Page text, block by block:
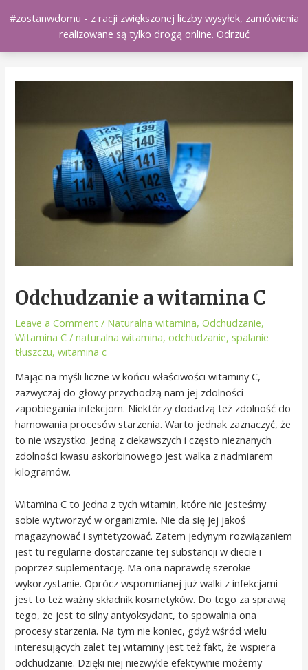
Naturali.pl
Main
0
Odchudzanie a witamina C
Leave a Comment / Naturalna witamina,Odchudzanie,
Witamina C /naturalna witamina,odchudzanie, spalanie
tłuszczu,witamina c
Mając na myśli liczne w końcu właściwości witaminy C,
zazwyczaj do głowy przychodzą nam jej zdolności
zapobiegania infekcjom. Niektórzy dodadzą też zdolność do
hamowania procesów starzenia. Warto jednak zaznaczyć, że
to nie wszystko. Jedną z ciekawszych i często nieznanych
zdolności kwasu askorbinowego jest walka z nadmiarem
kilogramów.
Witamina C to jedna z tych witamin, które nie jesteśmy
sobie wytworzyć w organizmie. Nie da się jej jakoś
magazynować i syntetyzować. Zatem jedynym rozwiązaniem
jest tu regularne dostarczanie tej substancji w diecie i
poprzez suplementację. Ma ona naprawdę szerokie
wykorzystanie. Oprócz wspomnianej już walki z infekcjami
jest to też ważny składnik kosmetyków. Do tego za sprawą
tego, że jest to silny antyoksydant, to spowalnia ona
procesy starzenia. Na tym nie koniec, gdyż wśród wielu
interesujących zalet tej witaminy jest też fakt, że wspiera
odchudzanie. Dzięki niej niezwykle efektywnie możemy
#zostanwdomu - z racji zwiększonej liczby wysyłek, zamówienia
realizowane są tylko drogą online. Odrzuć